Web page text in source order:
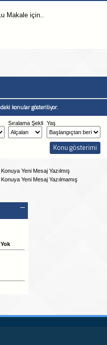
Makale için..
konular gösteriliyor.
Sıralama Şekli Yaş
Yeni Mesaj Yazılmış
Yeni Mesaj Yazılmamış
Yok